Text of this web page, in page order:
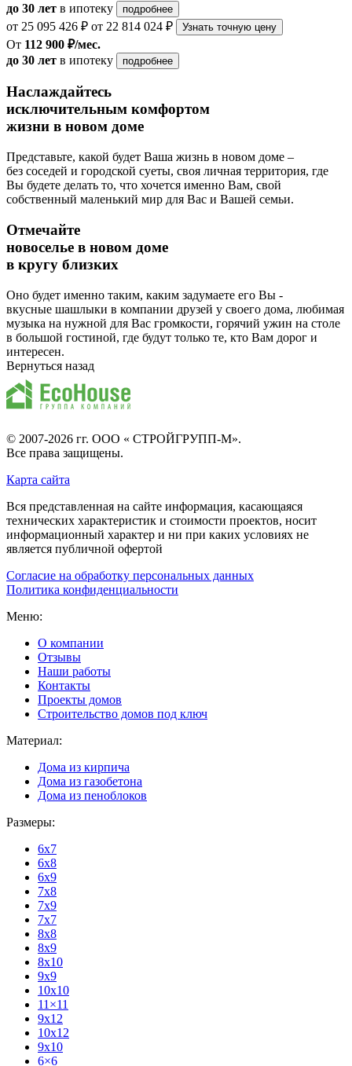
до 30 лет в ипотеку подробнее
от 25 095 426 ₽ от 22 814 024 ₽ Узнать точную цену
От 112 900 ₽/мес.
до 30 лет в ипотеку подробнее
Наслаждайтесь
исключительным комфортом
жизни в новом доме
Представьте, какой будет Ваша жизнь в новом доме –
без соседей и городской суеты, своя личная территория, где
Вы будете делать то, что хочется именно Вам, свой
собственный маленький мир для Вас и Вашей семьи.
Отмечайте
новоселье в новом доме
в кругу близких
Оно будет именно таким, каким задумаете его Вы -
вкусные шашлыки в компании друзей у своего дома, любимая
музыка на нужной для Вас громкости, горячий ужин на столе
в большой гостиной, где будут только те, кто Вам дорог и
интересен.
Вернуться назад
© 2007-2026 гг. ООО « СТРОЙГРУПП-М».
Все права защищены.
Карта сайта
Вся представленная на сайте информация, касающаяся
технических характеристик и стоимости проектов, носит
информационный характер и ни при каких условиях не
является публичной офертой
Согласие на обработку персональных данных
Политика конфиденциальности
Меню:
О компании
Отзывы
Наши работы
Контакты
Проекты домов
Строительство домов под ключ
Материал:
Дома из кирпича
Дома из газобетона
Дома из пеноблоков
Размеры:
6x7
6x8
6x9
7x8
7x9
7x7
8x8
8x9
8x10
9x9
10x10
11×11
9x12
10x12
9x10
6×6